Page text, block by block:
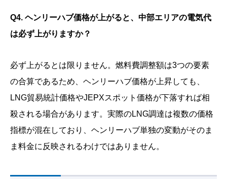
Q4. ヘンリーハブ価格が上がると、中部エリアの電気代
は必ず上がりますか？
必ず上がるとは限りません。燃料費調整額は3つの要素
の合算であるため、ヘンリーハブ価格が上昇しても、
LNG貿易統計価格やJEPXスポット価格が下落すれば相
殺される場合があります。実際のLNG調達は複数の価格
指標が混在しており、ヘンリーハブ単独の変動がそのま
ま料金に反映されるわけではありません。